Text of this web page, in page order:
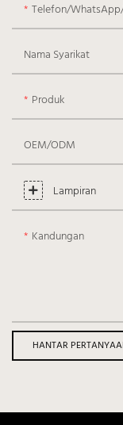
Telefon/
Nama Syarikat
Produk
OEM/ODM
Lampiran
Kandungan
HANTAR